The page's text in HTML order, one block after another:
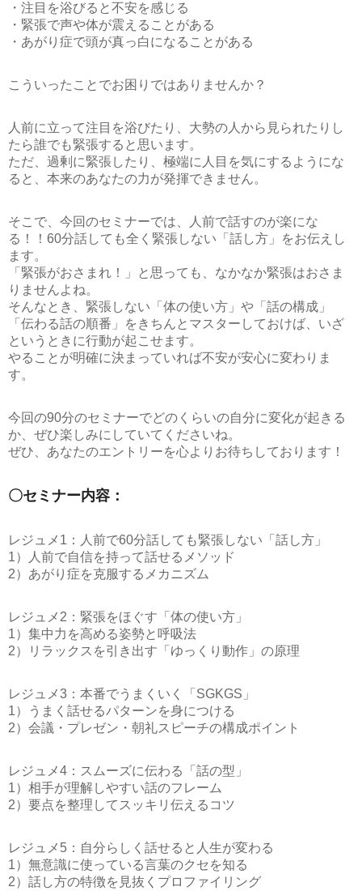
・注目を浴びると不安を感じる
・緊張で声や体が震えることがある
・あがり症で頭が真っ白になることがある
こういったことでお困りではありませんか？
人前に立って注目を浴びたり、大勢の人から見られたりし
たら誰でも緊張すると思います。
ただ、過剰に緊張したり、極端に人目を気にするようにな
ると、本来のあなたの力が発揮できません。
そこで、今回のセミナーでは、
人前で話すのが楽にな
る！！60分話しても全く緊張しない「話し方」
をお伝えし
ます。
「緊張がおさまれ！」と思っても、なかなか緊張はおさま
りませんよね。
そんなとき、緊張しない「体の使い方」や「話の構成」
「伝わる話の順番」をきちんとマスターしておけば、いざ
というときに行動が起こせます。
やることが明確に決まっていれば不安が安心に変わりま
す。
今回の90分のセミナーでどのくらいの自分に変化が起きる
か、ぜひ楽しみにしていてくださいね。
ぜひ、あなたのエントリーを心よりお待ちしております！
〇セミナー内容：
レジュメ1：人前で60分話しても緊張しない「話し方」
1）人前で自信を持って話せるメソッド
2）あがり症を克服するメカニズム
レジュメ2：緊張をほぐす「体の使い方」
1）集中力を高める姿勢と呼吸法
2）リラックスを引き出す「ゆっくり動作」の原理
レジュメ3：本番でうまくいく「SGKGS」
1）うまく話せるパターンを身につける
2）会議・プレゼン・朝礼スピーチの構成ポイント
レジュメ4：スムーズに伝わる「話の型」
1）相手が理解しやすい話のフレーム
2）要点を整理してスッキリ伝えるコツ
レジュメ5：自分らしく話せると人生が変わる
1）無意識に使っている言葉のクセを知る
2）話し方の特徴を見抜くプロファイリング